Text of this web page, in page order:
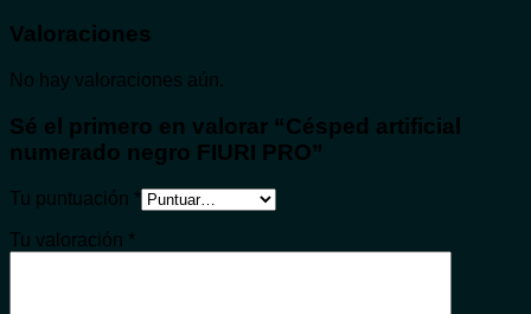
Valoraciones
No hay valoraciones aún.
Sé el primero en valorar “Césped artificial
numerado negro FIURI PRO”
Tu puntuación *
Tu valoración *